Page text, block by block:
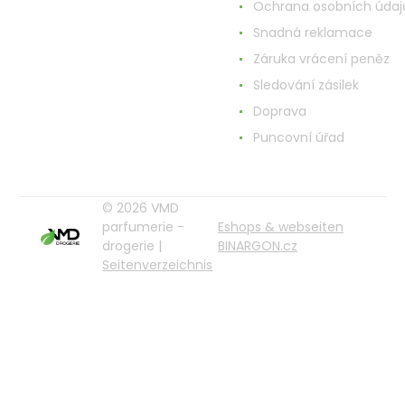
Ochrana osobních
Snadná reklamace
Záruka vrácení peněz
Sledování zásilek
Doprava
Puncovní úřad
© 2026 VMD
parfumerie -
drogerie |
Seitenverzeichnis
Eshops & webseiten
BINARGON.cz